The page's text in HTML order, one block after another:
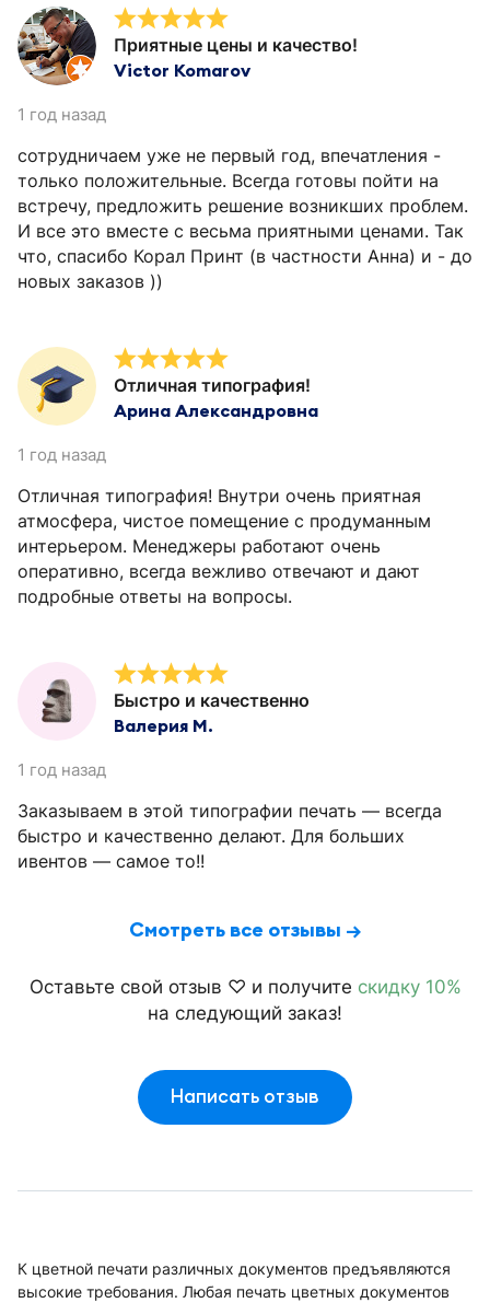
Приятные цены и качество!
Victor Komarov
1 год назад
сотрудничаем уже не первый год, впечатления -
только положительные. Всегда готовы пойти на
встречу, предложить решение возникших проблем.
И все это вместе с весьма приятными ценами. Так
что, спасибо Корал Принт (в частности Анна) и - до
новых заказов ))
Отличная типография!
Арина Александровна
1 год назад
Отличная типография! Внутри очень приятная
атмосфера, чистое помещение с продуманным
интерьером. Менеджеры работают очень
оперативно, всегда вежливо отвечают и дают
подробные ответы на вопросы.
Быстро и качественно
Валерия М.
1 год назад
Заказываем в этой типографии печать — всегда
быстро и качественно делают. Для больших
ивентов — самое то!!
Смотреть все отзывы →
Оставьте свой отзыв ♡ и получите скидку 10%
на следующий заказ!
Написать отзыв
К цветной печати различных документов предъявляются
высокие требования. Любая печать цветных документов